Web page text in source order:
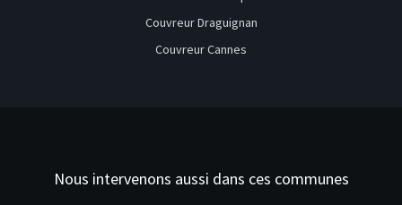
Couvreur Draguignan
Couvreur Cannes
Nous intervenons aussi dans ces communes